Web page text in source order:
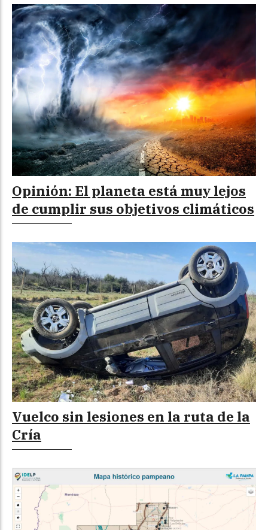
Opinión: El planeta está muy lejos
de cumplir sus objetivos climáticos
Vuelco sin lesiones en la ruta de la
Cría